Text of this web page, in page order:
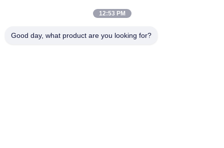
12:53 PM
Good day, what product are you looking for?